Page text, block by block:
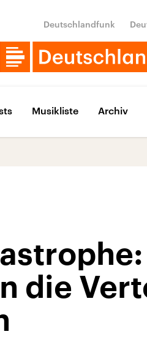
Deutschlandfunk
Musikliste Archiv
die